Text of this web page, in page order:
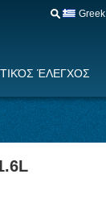
Greek
ΈΛΕΓΧΟΣ